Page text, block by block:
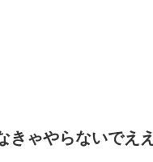
きゃやらないでええ